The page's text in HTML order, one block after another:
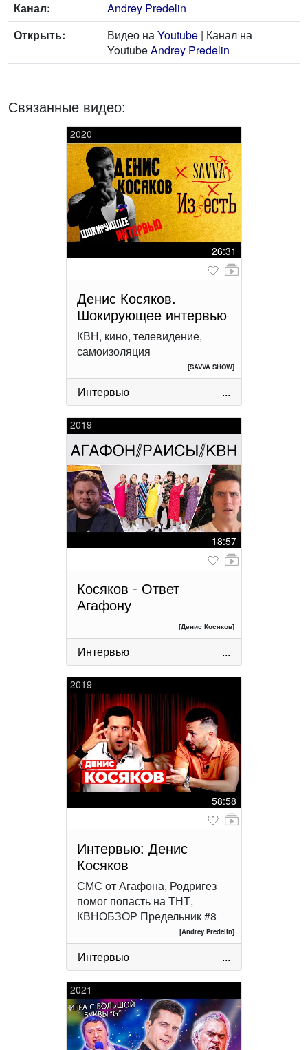
Канал:
Andrey Predelin
Открыть:
Видео наYoutube | Канал на
YoutubeAndrey Predelin
Связанные видео:
2020
26:31
Денис Косяков.
Шокирующее интервью
КВН, кино, телевидение,
самоизоляция
[SAVVA SHOW]
Интервью ...
2019
18:57
Косяков - Ответ
Агафону
[Денис Косяков]
Интервью ...
2019
58:58
Интервью: Денис
Косяков
СМС от Агафона, Родригез
помог попасть на ТНТ,
КВНОБЗОР Предельник #8
[Andrey Predelin]
Интервью ...
2021